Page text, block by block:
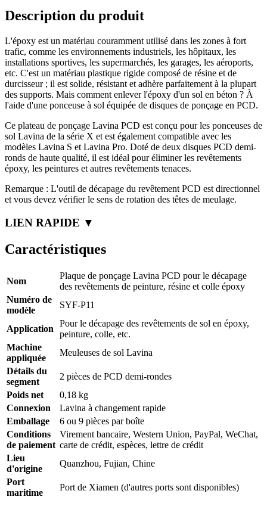
Description du produit
L'époxy est un matériau couramment utilisé dans les zones à fort
trafic, comme les environnements industriels, les hôpitaux, les
installations sportives, les supermarchés, les garages, les aéroports,
etc. C'est un matériau plastique rigide composé de résine et de
durcisseur ; il est solide, résistant et adhère parfaitement à la plupart
des supports. Mais comment enlever l'époxy d'un sol en béton ? À
l'aide d'une ponceuse à sol équipée de disques de ponçage en PCD.
Ce plateau de ponçage Lavina PCD est conçu pour les ponceuses de
sol Lavina de la série X et est également compatible avec les
modèles Lavina S et Lavina Pro. Doté de deux disques PCD demi-
ronds de haute qualité, il est idéal pour éliminer les revêtements
époxy, les peintures et autres revêtements tenaces.
Remarque : L'outil de décapage du revêtement PCD est directionnel
et vous devez vérifier le sens de rotation des têtes de meulage.
LIEN RAPIDE ▼
Caractéristiques
Nom
Plaque de ponçage Lavina PCD pour le décapage
des revêtements de peinture, résine et colle époxy
Numéro de
modèle
SYF-P11
Application
Pour le décapage des revêtements de sol en époxy,
peinture, colle, etc.
Machine
appliquée
Meuleuses de sol Lavina
Détails du
segment
2 pièces de PCD demi-rondes
Poids net
0,18 kg
Connexion
Lavina à changement rapide
Emballage
6 ou 9 pièces par boîte
Conditions
de paiement
Virement bancaire, Western Union, PayPal, WeChat,
carte de crédit, espèces, lettre de crédit
Lieu
d'origine
Quanzhou, Fujian, Chine
Port
maritime
Port de Xiamen (d'autres ports sont disponibles)